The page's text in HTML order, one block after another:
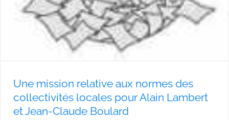
Une mission relative aux normes des
collectivités locales pour Alain Lambert
et Jean-Claude Boulard